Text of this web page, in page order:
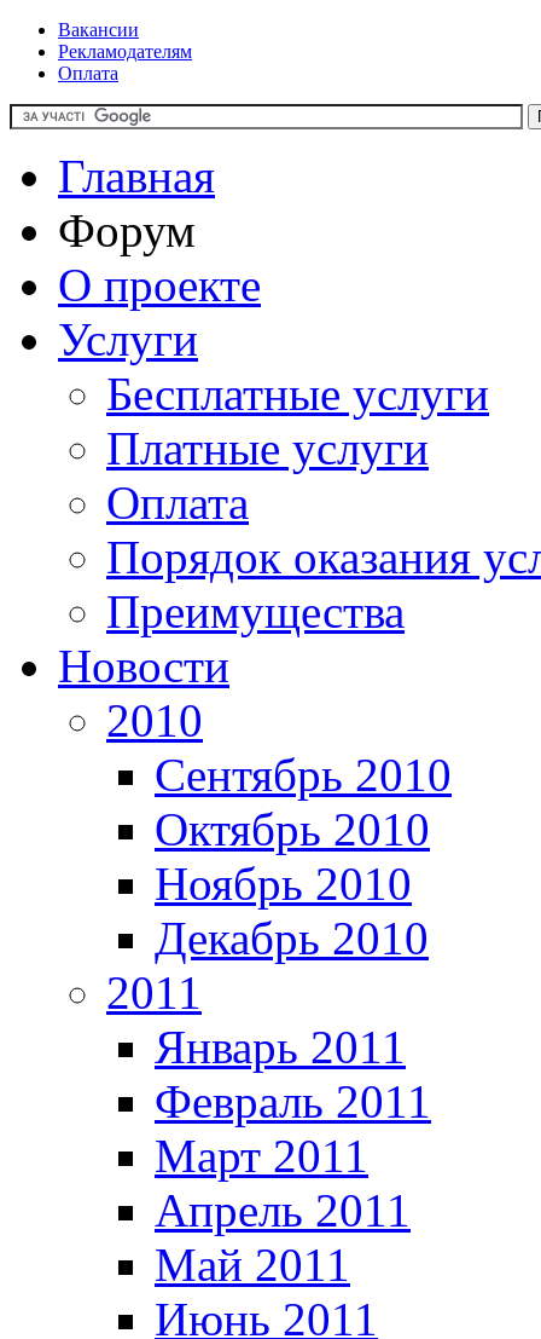
Вакансии
Рекламодателям
Оплата
Главная
Форум
О проекте
Услуги
Бесплатные услуги
Платные услуги
Оплата
Порядок оказания
Преимущества
Новости
2010
Сентябрь 2010
Октябрь 2010
Ноябрь 2010
Декабрь 2010
2011
Январь 2011
Февраль 2011
Март 2011
Апрель 2011
Май 2011
Июнь 2011